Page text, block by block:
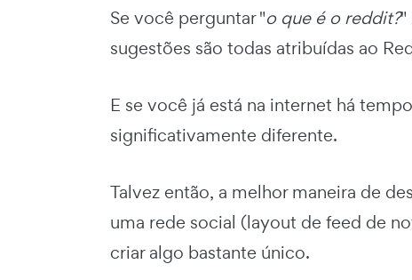
Se você perguntar "o que é o reddit?"
sugestões são todas atribuídas ao
E se você já está na internet há
significativamente diferente.
Talvez então, a melhor maneira de
uma rede social (layout de feed de
criar algo bastante único.